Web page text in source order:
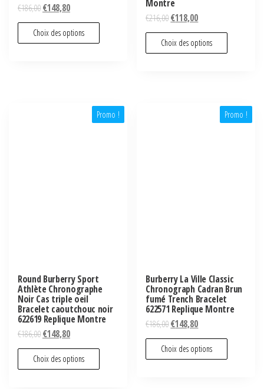
€186,00€148,80
Choix des options
Montre
€216,00€118,00
Choix des options
Promo !
Round Burberry Sport
Athlète Chronographe
Noir Cas triple oeil
Bracelet caoutchouc noir
622619 Replique Montre
€186,00€148,80
Choix des options
Promo !
Burberry La Ville Classic
Chronograph Cadran Brun
fumé Trench Bracelet
622571 Replique Montre
€186,00€148,80
Choix des options